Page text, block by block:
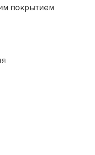
покрытием